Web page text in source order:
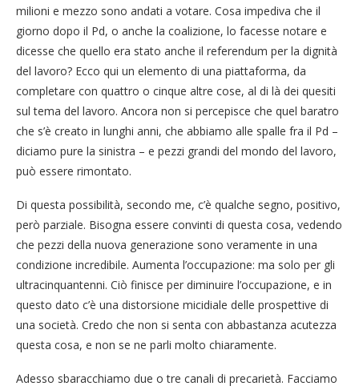
milioni e mezzo sono andati a votare. Cosa impediva che il
giorno dopo il Pd, o anche la coalizione, lo facesse notare e
dicesse che quello era stato anche il referendum per la dignità
del lavoro? Ecco qui un elemento di una piattaforma, da
completare con quattro o cinque altre cose, al di là dei quesiti
sul tema del lavoro. Ancora non si percepisce che quel baratro
che s’è creato in lunghi anni, che abbiamo alle spalle fra il Pd –
diciamo pure la sinistra – e pezzi grandi del mondo del lavoro,
può essere rimontato.
Di questa possibilità, secondo me, c’è qualche segno, positivo,
però parziale. Bisogna essere convinti di questa cosa, vedendo
che pezzi della nuova generazione sono veramente in una
condizione incredibile. Aumenta l’occupazione: ma solo per gli
ultracinquantenni. Ciò finisce per diminuire l’occupazione, e in
questo dato c’è una distorsione micidiale delle prospettive di
una società. Credo che non si senta con abbastanza acutezza
questa cosa, e non se ne parli molto chiaramente.
Adesso sbaracchiamo due o tre canali di precarietà. Facciamo